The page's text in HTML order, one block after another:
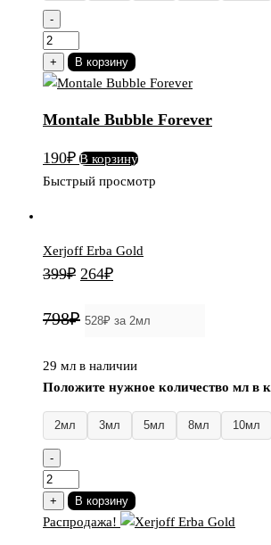
-
Количество
товара
Montale
Forever
+ В корзину
Montale Bubble Forever
190₽ В корзину
Быстрый просмотр
Xerjoff Erba Gold
399₽ Первоначальная
составляла
264₽Текущая
264₽.
798₽
29 мл в наличии
Положите нужное количество мл в
2мл 3мл 5мл 8мл 10мл
-
Количество
товара
Xerjoff
+ В корзину
Распродажа!